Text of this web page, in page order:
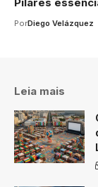
Pilares
PorDiego Velázquez
Leia mais